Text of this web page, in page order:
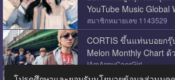
YouTube Music Global
สมาชิกหมายเลข 1143529
CORTIS ขึ้นแท่นบอยก
Melon Monthly Chart ด้
IAmArmyCoerGirl